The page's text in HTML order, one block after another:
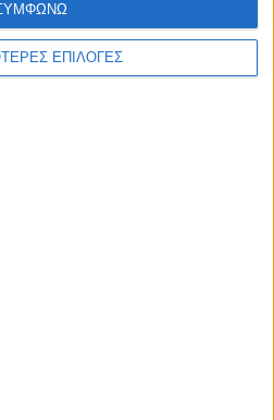
ΕΠΙΛΟΓΕΣ